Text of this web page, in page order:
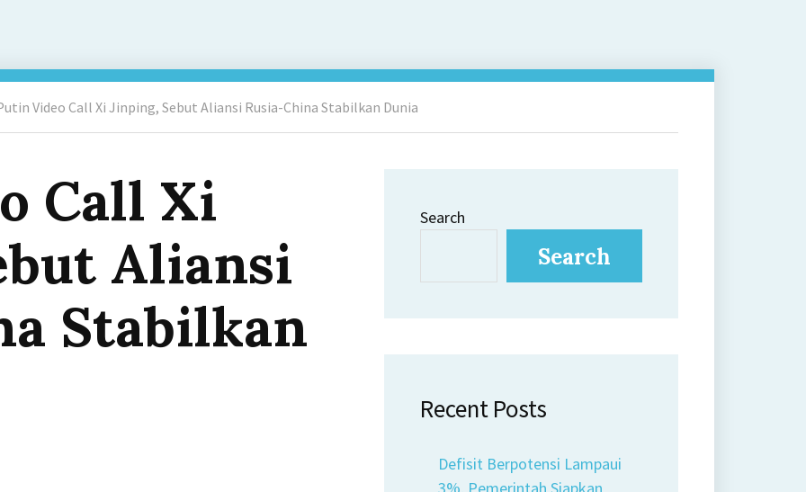
Video Call Xi Jinping, Sebut Aliansi Rusia-China Stabilkan Dunia
Call Xi
Aliansi
Stabilkan
Search
Search
Recent Posts
Defisit Berpotensi Lampaui